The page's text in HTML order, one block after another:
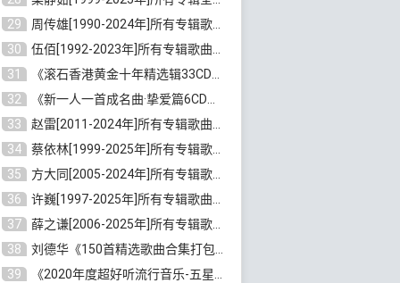
29
周传雄[1990-2024年]所有专辑歌曲全集[无损FLAC/MP3/10GB]百度云网盘下载
30
伍佰[1992-2023年]所有专辑歌曲合集[高品质MP3/320K/3.92GB]百度云网盘下载
31
《滚石香港黄金十年精选辑33CD》[无损APE/WAV分轨/13.6GB]百度云网盘下载
32
《新一人一首成名曲·挚爱篇6CD》[无损MP3/DTS/WAV分轨/4.43GB]百度云网盘下载
33
赵雷[2011-2024年]所有专辑歌曲打包[无损FLAC/MP3/2.64GB]百度云网盘下载
34
蔡依林[1999-2025年]所有专辑歌曲合集[无损FLAC/MP3/23.32GB]百度云网盘下载
35
方大同[2005-2024年]所有专辑歌曲合集[高品质MP3+无损FLAC/7.59GB]百度云网盘下载
36
许巍[1997-2025年]所有专辑歌曲合集打包[无损FLAC/MP3/7.48GB]百度云网盘下载
37
薛之谦[2006-2025年]所有专辑歌曲合集[无损FLAC/MP3/5.20GB]百度云网盘下载
38
刘德华《150首精选歌曲合集打包》[无损FLAC/MP3/5.26GB]百度云网盘下载
39
《2020年度超好听流行音乐-五星珍藏版10CD》[无损WAV/MP3/6.77GB]百度云网盘下载